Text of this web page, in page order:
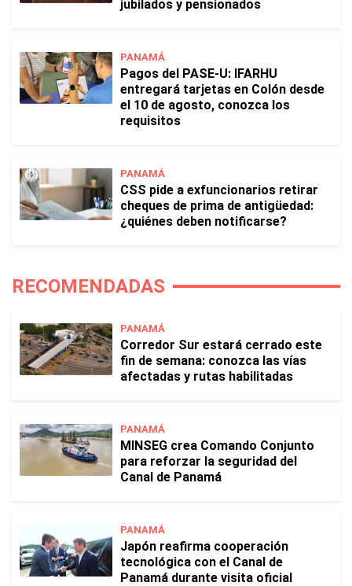
jubilados y pensionados
PANAMÁ
Pagos del PASE-U: IFARHU
entregará tarjetas en Colón desde
el 10 de agosto, conozca los
requisitos
PANAMÁ
CSS pide a exfuncionarios retirar
cheques de prima de antigüedad:
¿quiénes deben notificarse?
RECOMENDADAS
PANAMÁ
Corredor Sur estará cerrado este
fin de semana: conozca las vías
afectadas y rutas habilitadas
PANAMÁ
MINSEG crea Comando Conjunto
para reforzar la seguridad del
Canal de Panamá
PANAMÁ
Japón reafirma cooperación
tecnológica con el Canal de
Panamá durante visita oficial